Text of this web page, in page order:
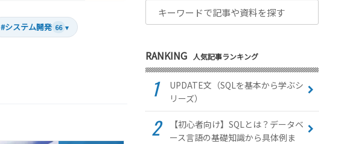
#システム開発 66 ▾
RANKING 人気記事ランキング
UPDATE文（SQLを基本から学ぶシ
リーズ）
【初心者向け】SQLとは？データベ
ース言語の基礎知識から具体例ま